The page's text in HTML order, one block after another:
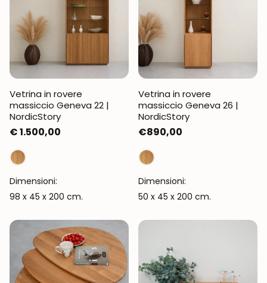
Vetrina in rovere
massiccio Geneva 22 |
NordicStory
Prezzo
normale
€ 1.500,00
Dimensioni:
98 x 45 x 200 cm.
Vetrina in rovere
massiccio Geneva 26 |
NordicStory
Prezzo
normale
€890,00
Dimensioni:
50 x 45 x 200 cm.